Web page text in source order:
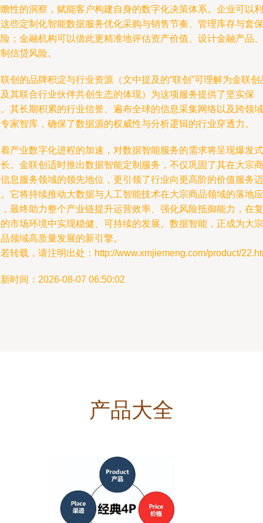
性的洞察，赋能客户构建自身的数字化决策体系。企业可以利
些定制化智能数据服务优化采购与销售节奏、管理库存与套保
；金融机构可以借此更精准地评估资产价值、设计金融产品、
信贷风险。
创的品牌积淀与行业资源（文中提及的“联创”可理解为金联创
其联合行业伙伴共创生态的体现）为这项服务提供了坚实保
其长期积累的行业信誉、遍布全球的信息采集网络以及跨领域
家智库，确保了数据源的权威性与分析逻辑的行业穿透力。
产业数字化进程的加速，对数据智能服务的需求将呈现爆发式
。金联创适时推出数据智能定制服务，不仅巩固了其在大宗商
息服务领域的领先地位，更引领了行业向更高阶的价值服务迈
它将持续推动大数据与人工智能技术在大宗商品领域的落地应
最终助力整个产业链提升运营效率、强化风险抵御能力，在复
市场环境中实现稳健、可持续的发展。数据智能，正成为大宗
领域高质量发展的新引擎。
转载，请注明出处：http://www.xmjiemeng.com/product/
时间：2026-08-07 06:50:02
产品大全